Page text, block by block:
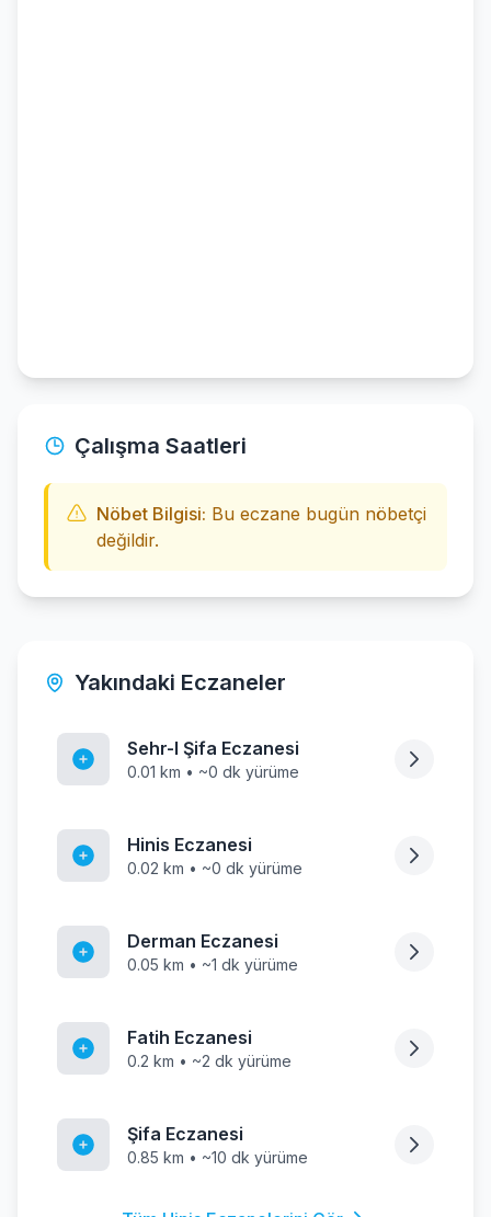
Çalışma Saatleri
Nöbet Bilgisi: Bu eczane bugün nöbetçi
değildir.
Yakındaki Eczaneler
Sehr-I Şifa Eczanesi
0.01 km • ~0 dk yürüme
Hinis Eczanesi
0.02 km • ~0 dk yürüme
Derman Eczanesi
0.05 km • ~1 dk yürüme
Fatih Eczanesi
0.2 km • ~2 dk yürüme
Şifa Eczanesi
0.85 km • ~10 dk yürüme